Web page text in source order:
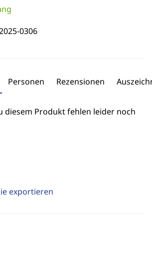
exportieren
0306
Personen Rezensionen
diesem Produkt fehlen leider noch